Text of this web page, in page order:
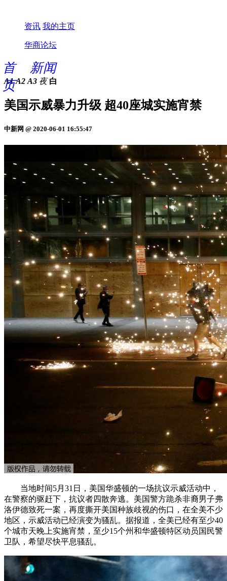
资讯 我的主页
华商论坛
首
页
新闻
A1 A2 A3 夜 白
美国示威暴力升级 超40座城实施宵禁
中新网 @ 2020-06-01 16:55:47
当地时间5月31日，美国华盛顿的一场抗议示威活动中，
在警察的驱赶下，抗议者四散奔逃。美国警方跪杀非裔男子弗
洛伊德致死一案，再度撕开美国种族歧视的伤口，在全美不少
地区，示威活动已经演变为骚乱。据报道，全美已经有至少40
个城市天晚上实施宵禁，至少15个州和华盛顿特区动员国民警
卫队，希望尽快平息骚乱。